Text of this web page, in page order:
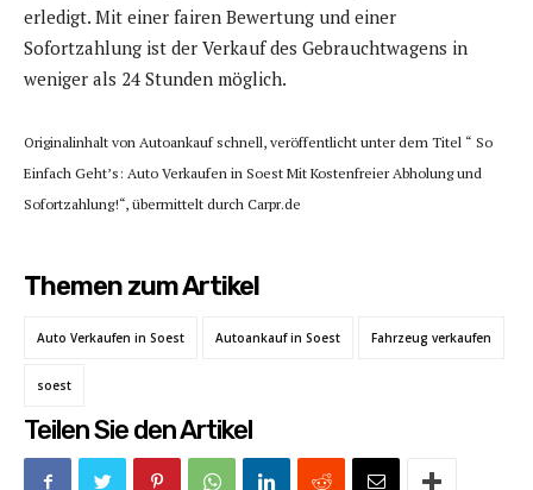
erledigt. Mit einer fairen Bewertung und einer
Sofortzahlung ist der Verkauf des Gebrauchtwagens in
weniger als 24 Stunden möglich.
Originalinhalt von Autoankauf schnell, veröffentlicht unter dem Titel “ So
Einfach Geht’s: Auto Verkaufen in Soest Mit Kostenfreier Abholung und
Sofortzahlung!“, übermittelt durch Carpr.de
Themen zum Artikel
Auto Verkaufen in Soest Autoankauf in Soest Fahrzeug verkaufen
soest
Teilen Sie den Artikel